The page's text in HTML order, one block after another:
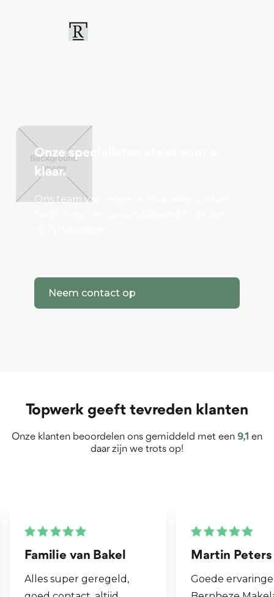
Onze specialisten staan voor u
klaar.
Ons team van experts staat voor u klaar.
Neem contact op
Topwerk geeft tevreden klanten
Onze klanten beoordelen ons gemiddeld met een 9,1 en
daar zijn we trots op!
Martin Peters
Goede ervaringen met
Henk van
Fijne makelaar.